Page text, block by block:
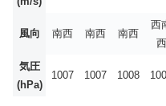
風向 南西 南西 南西
西
西
気圧
(hPa)
1007 1007 1008